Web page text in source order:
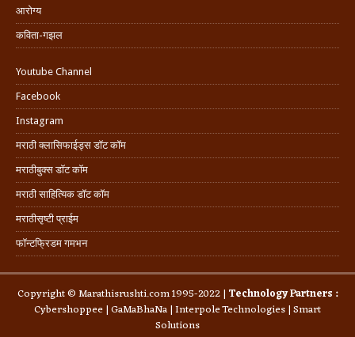
आरोग्य
कविता-गझल
Youtube Channel
Facebook
Instagram
मराठी क्लासिफाईड्स डॉट कॉम
मराठीबुक्स डॉट कॉम
मराठी साहित्यिक डॉट कॉम
मराठीसृष्टी प्राईम
फॉन्टफ्रिडम गमभन
Copyright © Marathisrushti.com 1995-2022 | Technology Partners :
Cybershoppee|GaMaBhaNa|Interpole Technologies| Smart
Solutions